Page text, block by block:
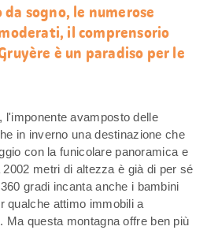
sogno, le numerose
il comprensorio
è un paradiso per le
l'imponente avamposto delle
in inverno una destinazione che
con la funicolare panoramica e
metri di altezza è già di per sé
gradi incanta anche i bambini
qualche attimo immobili a
Ma questa montagna offre ben più